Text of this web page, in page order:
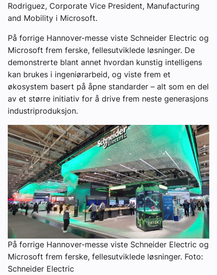
Rodriguez, Corporate Vice President, Manufacturing
and Mobility i Microsoft.
På forrige Hannover-messe viste Schneider Electric og
Microsoft frem ferske, fellesutviklede løsninger. De
demonstrerte blant annet hvordan kunstig intelligens
kan brukes i ingeniørarbeid, og viste frem et
økosystem basert på åpne standarder – alt som en del
av et større initiativ for å drive frem neste generasjons
industriproduksjon.
På forrige Hannover-messe viste Schneider Electric og
Microsoft frem ferske, fellesutviklede løsninger. Foto:
Schneider Electric